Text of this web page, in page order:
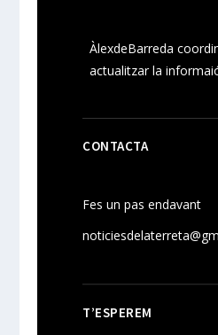
ÀlexdeBarreda
actualitzar la
CONTACTA
Fes un pas endavant
T’ESPEREM